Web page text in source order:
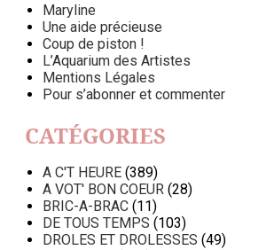
Maryline
Une aide précieuse
Coup de piston !
L’Aquarium des Artistes
Mentions Légales
Pour s’abonner et commenter
CATÉGORIES
A C'T HEURE (389)
A VOT' BON COEUR (28)
BRIC-A-BRAC (11)
DE TOUS TEMPS (103)
DROLES ET DROLESSES (49)